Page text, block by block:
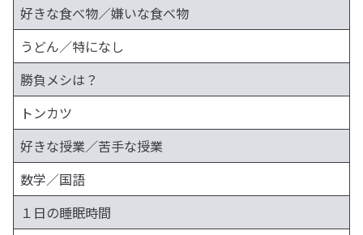
好きな食べ物／嫌いな食べ物
うどん／特になし
勝負メシは？
トンカツ
好きな授業／苦手な授業
数学／国語
１日の睡眠時間